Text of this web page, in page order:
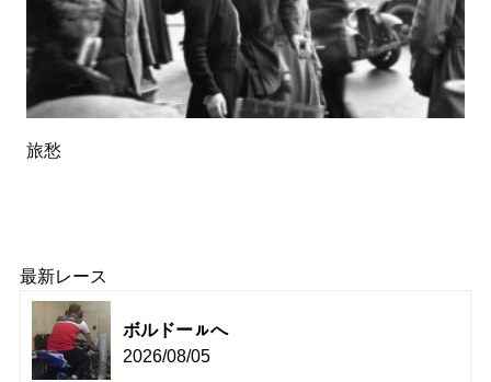
旅愁
最新レース
ボルドーㇽへ
2026/08/05